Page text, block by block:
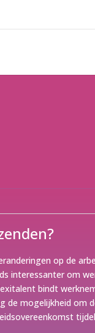
op de
interessanter om
bindt
de mogelijkheid om